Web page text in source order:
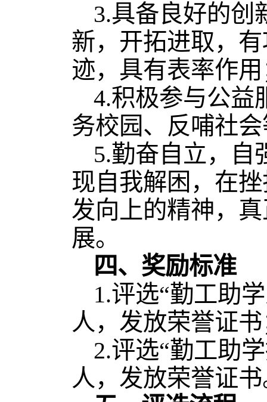
3.具备良好的创
新，开拓进取，
迹，具有表率作
4.积极参与公益
务校园、反哺社
5.勤奋自立，自
现自我解困，在
发向上的精神，
展。
四、奖励标准
1.评选“勤工助
人，发放荣誉证
2.评选“勤工助
人，发放荣誉证